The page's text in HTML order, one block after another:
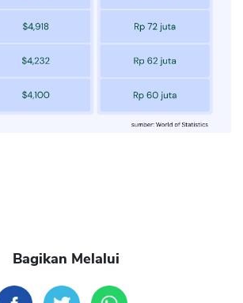
Bagikan Melalui